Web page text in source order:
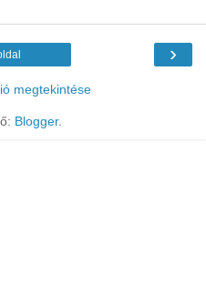
›
megtekintése
Blogger.